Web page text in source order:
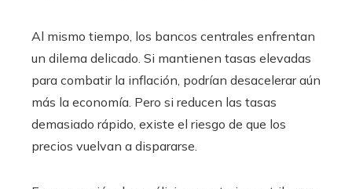
Al mismo tiempo, los bancos centrales enfrentan
un dilema delicado. Si mantienen tasas elevadas
para combatir la inflación, podrían desacelerar aún
más la economía. Pero si reducen las tasas
demasiado rápido, existe el riesgo de que los
precios vuelvan a dispararse.